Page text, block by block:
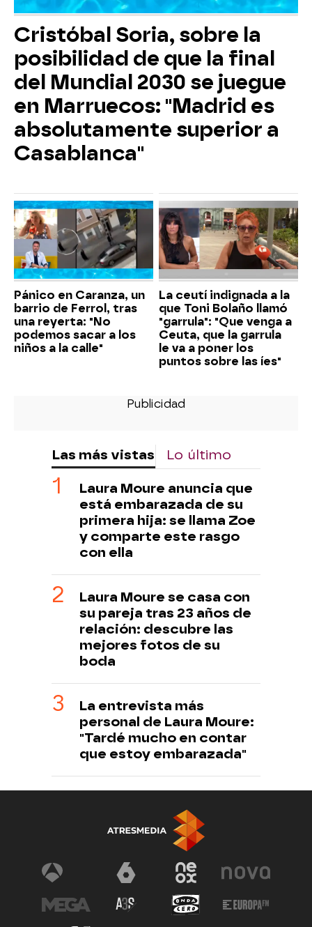
Cristóbal Soria, sobre la
posibilidad de que la final
del Mundial 2030 se juegue
en Marruecos: "Madrid es
absolutamente superior a
Casablanca"
Pánico en Caranza, un
barrio de Ferrol, tras
una reyerta: "No
podemos sacar a los
niños a la calle"
La ceutí indignada a la
que Toni Bolaño llamó
"garrula": "Que venga a
Ceuta, que la garrula
le va a poner los
puntos sobre las íes"
Las más vistas Lo último
Laura Moure anuncia que
está embarazada de su
primera hija: se llama Zoe
y comparte este rasgo
con ella
Laura Moure se casa con
su pareja tras 23 años de
relación: descubre las
mejores fotos de su
boda
La entrevista más
personal de Laura Moure:
"Tardé mucho en contar
que estoy embarazada"